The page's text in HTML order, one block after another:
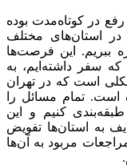
در کوتاه‌مدت بوده
استان‌های مختلف
ببریم. این فرصت‌ها
سفر داشته‌ایم، به
است که در تهران
است. تمام مسائل را
کنیم و این
به استان‌ها تفویض
مربود به آن‌ها